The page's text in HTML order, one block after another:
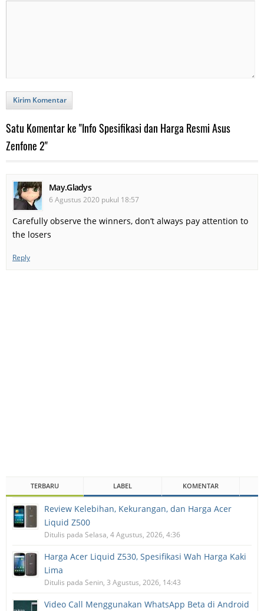
Kirim Komentar
Satu Komentar ke "Info Spesifikasi dan Harga Resmi Asus
Zenfone 2"
May.Gladys
6 Agustus 2020 pukul 18:57
Carefully observe the winners, don’t always pay attention to
the losers
Reply
TERBARU LABEL KOMENTAR
Review Kelebihan, Kekurangan, dan Harga Acer
Liquid Z500
Ditulis pada Selasa, 4 Agustus, 2026, 4:36
Harga Acer Liquid Z530, Spesifikasi Wah Harga Kaki
Lima
Ditulis pada Senin, 3 Agustus, 2026, 14:43
Video Call Menggunakan WhatsApp Beta di Android